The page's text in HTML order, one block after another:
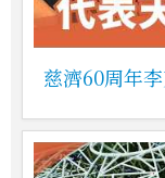
慈濟60周年